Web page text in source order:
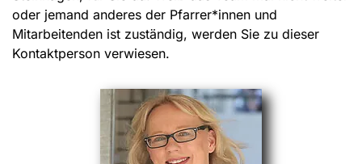
oder jemand anderes der Pfarrer*innen und
Mitarbeitenden ist zuständig, werden Sie zu dieser
Kontaktperson verwiesen.